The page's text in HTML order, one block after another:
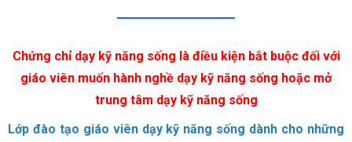
Chứng chỉ dạy kỹ năng sống là điều kiện bắt buộc đối với
giáo viên muốn hành nghề dạy kỹ năng sống hoặc mở
trung tâm dạy kỹ năng sống
Lớp đào tạo giáo viên dạy kỹ năng sống dành cho những